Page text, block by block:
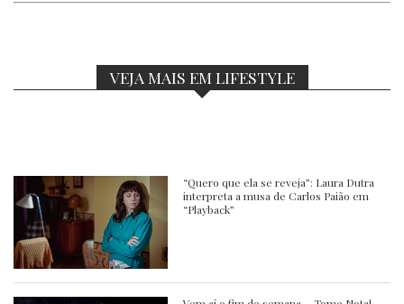
VEJA MAIS EM LIFESTYLE
“Quero que ela se reveja”: Laura Dutra
interpreta a musa de Carlos Paião em
“Playback”